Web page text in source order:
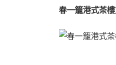
春一籠港式茶